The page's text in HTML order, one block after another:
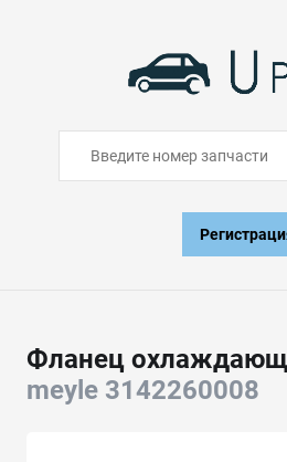
Фланец
meyle 3142260008